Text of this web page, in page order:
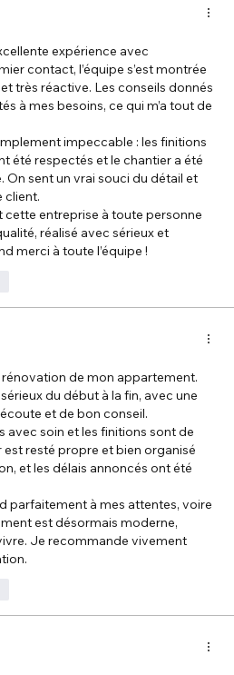
expérience avec
contact, l’équipe s’est montrée
très réactive. Les conseils donnés
à mes besoins, ce qui m’a tout de
impeccable : les finitions
été respectés et le chantier a été
sent un vrai souci du détail et
client.
entreprise à toute personne
réalisé avec sérieux et
merci à toute l’équipe !
de mon appartement.
du début à la fin, avec une
et de bon conseil.
avec soin et les finitions sont de
resté propre et bien organisé
et les délais annoncés ont été
parfaitement à mes attentes, voire
est désormais moderne,
Je recommande vivement